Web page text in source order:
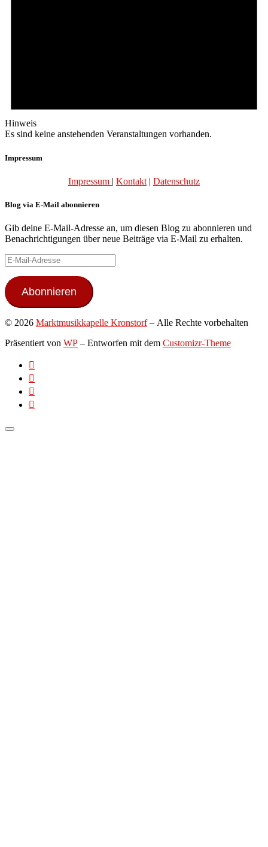
Hinweis
Es sind keine anstehenden Veranstaltungen vorhanden.
Impressum
Impressum | Kontakt | Datenschutz
Blog via E-Mail abonnieren
Gib deine E-Mail-Adresse an, um diesen Blog zu abonnieren und
Benachrichtigungen über neue Beiträge via E-Mail zu erhalten.
E-
Mail-
Adresse
Abonnieren
© 2026 Marktmusikkapelle Kronstorf– Alle Rechte vorbehalten
Präsentiert von WP – Entworfen mit dem Customizr-Theme